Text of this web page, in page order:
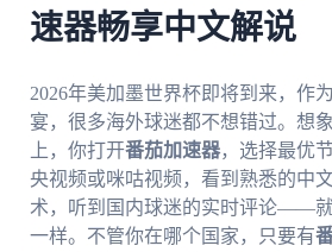
速器畅享中文解说
2026年美加墨世界杯即将到来，作
宴，很多海外球迷都不想错过。想
上，你打开番茄加速器，选择最优
央视频或咪咕视频，看到熟悉的中
术，听到国内球迷的实时评论——
一样。不管你在哪个国家，只要有